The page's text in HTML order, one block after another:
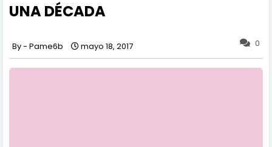
UNA DÉCADA
0
Pame6b mayo 18, 2017